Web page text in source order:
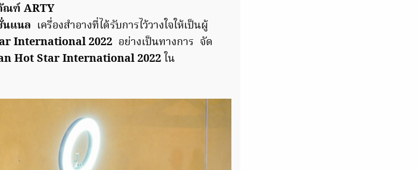
ณฑ์ ARTY
นแนล เครื่องสำอางที่ได้รับการไว้วางใจให้เป็นผู้
International 2022 อย่างเป็นทางการ จัด
Hot Star International 2022ใน